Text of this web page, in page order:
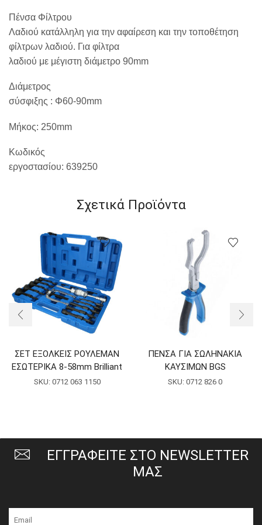
Πένσα Φίλτρου
Λαδιού κατάλληλη για την αφαίρεση και την τοποθέτηση
φίλτρων λαδιού. Για φίλτρα
λαδιού με μέγιστη διάμετρο 90mm
Διάμετρος
σύσφιξης : Φ60-90mm
Μήκος: 250mm
Κωδικός
εργοστασίου: 639250
Σχετικά Προϊόντα
ΣΕΤ ΕΞΟΛΚΕΙΣ ΡΟΥΛΕΜΑΝ
ΕΣΩΤΕΡΙΚΑ 8-58mm Brilliant
SKU: 0712 063 1150
ΠΕΝΣΑ ΓΙΑ ΣΩΛΗΝΑΚΙΑ
ΚΑΥΣΙΜΩΝ BGS
SKU: 0712 826 0
ΕΓΓΡΑΦΕΙΤΕ ΣΤΟ NEWSLETTER
ΜΑΣ